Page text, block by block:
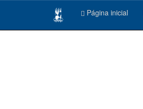
Página inicial